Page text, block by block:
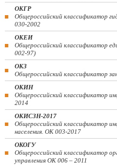
ОКГР
Общероссийский классификатор
030-2002
ОКЕИ
Общероссийский классификатор
002-97)
ОКЗ
Общероссийский классификатор
ОКИН
Общероссийский классификатор
2014
ОКИСЗН-2017
Общероссийский классификатор
населения. ОК 003-2017
ОКОГУ
Общероссийский классификатор
управления ОК 006 – 2011